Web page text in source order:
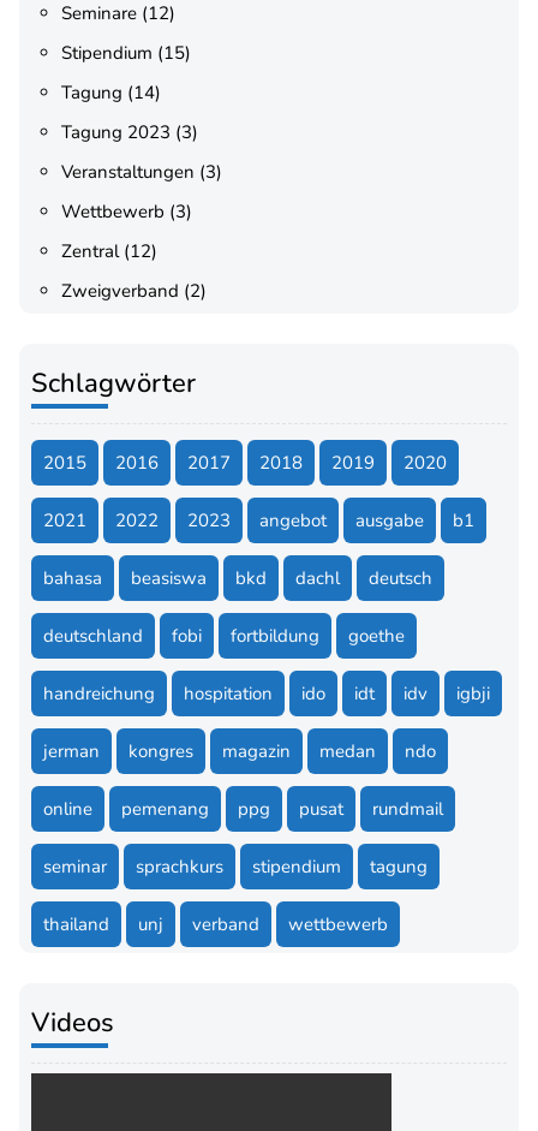
Seminare (12)
Stipendium (15)
Tagung (14)
Tagung 2023 (3)
Veranstaltungen (3)
Wettbewerb (3)
Zentral(12)
Zweigverband (2)
Schlagwörter
2015 2016 2017 2018 2019 2020
2021 2022 2023 angebot ausgabe b1
bahasa beasiswa bkd dachl deutsch
deutschland fobi fortbildung goethe
handreichung hospitation ido idt idv igbji
jerman kongres magazin medan ndo
online pemenang ppg pusat rundmail
seminar sprachkurs stipendium tagung
thailand unj verband wettbewerb
Videos